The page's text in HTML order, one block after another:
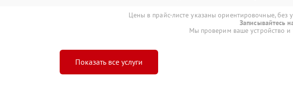
Цены в прайс-листе указаны ориентировочные, без
Записывайтесь
Мы проверим ваше устройство и
Показать все услуги